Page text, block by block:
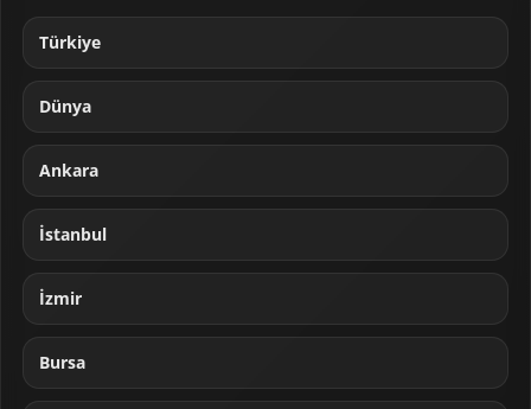
Türkiye
Dünya
Ankara
İstanbul
İzmir
Bursa